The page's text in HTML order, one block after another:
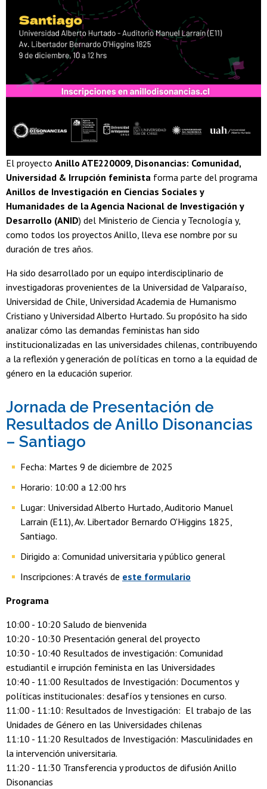
El proyecto Anillo ATE220009, Disonancias: Comunidad,
Universidad & Irrupción feminista forma parte del programa
Anillos de Investigación en Ciencias Sociales y
Humanidades de la Agencia Nacional de Investigación y
Desarrollo (ANID) del Ministerio de Ciencia y Tecnología y,
como todos los proyectos Anillo, lleva ese nombre por su
duración de tres años.
Ha sido desarrollado por un equipo interdisciplinario de
investigadoras provenientes de la Universidad de Valparaíso,
Universidad de Chile, Universidad Academia de Humanismo
Cristiano y Universidad Alberto Hurtado. Su propósito ha sido
analizar cómo las demandas feministas han sido
institucionalizadas en las universidades chilenas, contribuyendo
a la reflexión y generación de políticas en torno a la equidad de
género en la educación superior.
Jornada de Presentación de
Resultados de Anillo Disonancias
– Santiago
Fecha: Martes 9 de diciembre de 2025
Horario: 10:00 a 12:00 hrs
Lugar: Universidad Alberto Hurtado, Auditorio Manuel
Larrain (E11), Av. Libertador Bernardo O'Higgins 1825,
Santiago.
Dirigido a: Comunidad universitaria y público general
Inscripciones: A través de este formulario
Programa
10:00 - 10:20 Saludo de bienvenida
10:20 - 10:30 Presentación general del proyecto
10:30 - 10:40 Resultados de investigación: Comunidad
estudiantil e irrupción feminista en las Universidades
10:40 - 11:00 Resultados de Investigación: Documentos y
políticas institucionales: desafíos y tensiones en curso.
11:00 - 11:10: Resultados de Investigación: El trabajo de las
Unidades de Género en las Universidades chilenas
11:10 - 11:20 Resultados de Investigación: Masculinidades en
la intervención universitaria.
11:20 - 11:30 Transferencia y productos de difusión Anillo
Disonancias